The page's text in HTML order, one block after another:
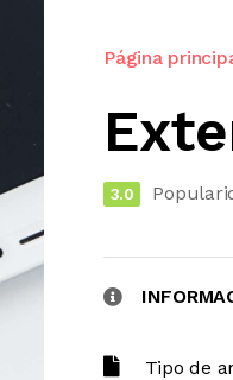
Página
3.0
Tipo de